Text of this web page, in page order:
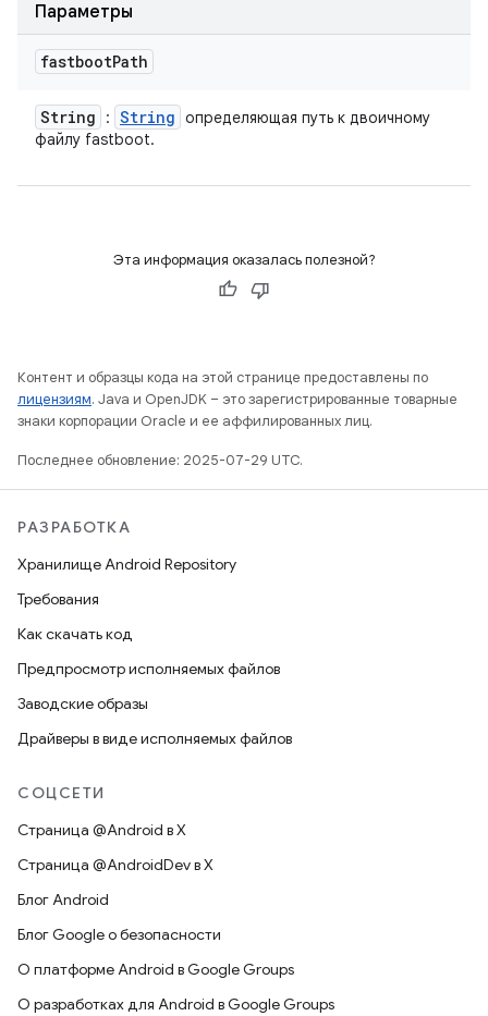
Параметры
fastbootPath
String : String определяющая путь к двоичному
файлу fastboot.
Эта информация оказалась полезной?
Контент и образцы кода на этой странице предоставлены по
лицензиям. Java и OpenJDK – это зарегистрированные товарные
знаки корпорации Oracle и ее аффилированных лиц.
Последнее обновление: 2025-07-29 UTC.
РАЗРАБОТКА
Хранилище Android Repository
Требования
Как скачать код
Предпросмотр исполняемых файлов
Заводские образы
Драйверы в виде исполняемых файлов
СОЦСЕТИ
Страница @Android в X
Страница @AndroidDev в X
Блог Android
Блог Google о безопасности
О платформе Android в Google Groups
О разработках для Android в Google Groups